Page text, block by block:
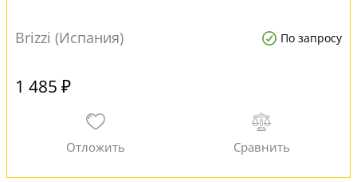
Brizzi (Испания) По запросу
1 485 ₽